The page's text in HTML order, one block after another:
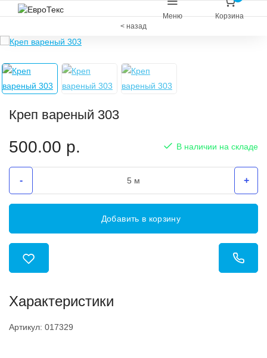
Меню
Корзина
< назад
Креп вареный 303
500.00 р. В наличии на складе
- +
Добавить в корзину
Характеристики
Артикул: 017329